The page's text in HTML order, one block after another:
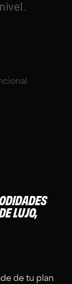
LUJO,
de tu plan